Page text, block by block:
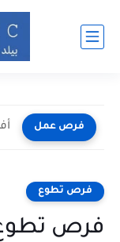
فرص عمل
فرص تطوع
فرص تطوع